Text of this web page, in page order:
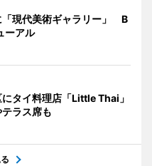
「現代美術ギャラリー」 B
ーアル
タイ料理店「Little Thai」
ラス席も